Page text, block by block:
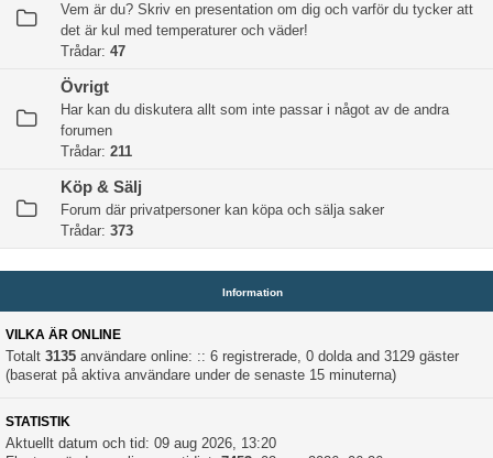
Vem är du? Skriv en presentation om dig och varför du tycker att
det är kul med temperaturer och väder!
Trådar: 47
Övrigt
Har kan du diskutera allt som inte passar i något av de andra
forumen
Trådar: 211
Köp & Sälj
Forum där privatpersoner kan köpa och sälja saker
Trådar: 373
Information
VILKA ÄR ONLINE
Totalt 3135 användare online: :: 6 registrerade, 0 dolda and 3129 gäster
(baserat på aktiva användare under de senaste 15 minuterna)
STATISTIK
Aktuellt datum och tid: 09 aug 2026, 13:20